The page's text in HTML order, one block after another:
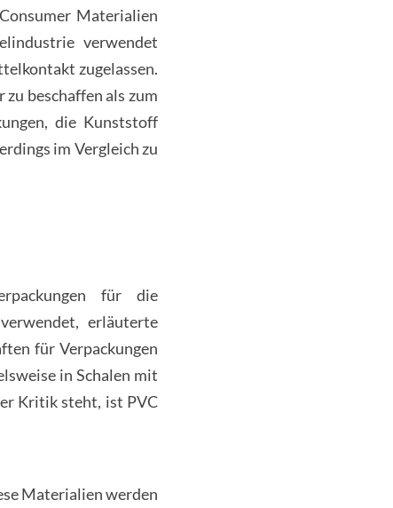
Materialien
verwendet
zugelassen.
beschaffen als zum
die Kunststoff
im Vergleich zu
für die
erläuterte
für Verpackungen
in Schalen mit
Kritik steht, ist PVC
Materialien werden